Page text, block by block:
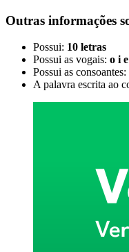
Outras informações
Possui: 10 letras
Possui as vogais: o i
Possui as consoantes:
A palavra escrita ao